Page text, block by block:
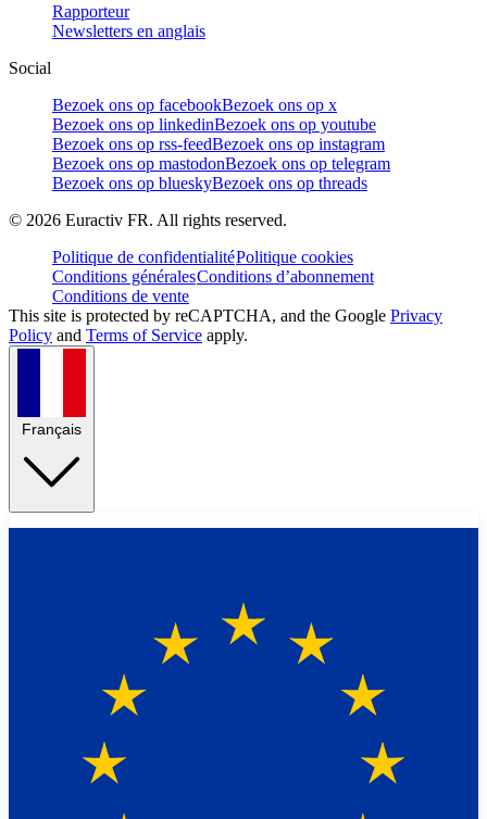
Rapporteur
Newsletters en anglais
Social
Bezoek ons op facebookBezoek ons op x
Bezoek ons op linkedinBezoek ons op youtube
Bezoek ons op rss-feedBezoek ons op instagram
Bezoek ons op mastodonBezoek ons op telegram
Bezoek ons op blueskyBezoek ons op threads
© 2026 Euractiv FR. All rights reserved.
Politique de confidentialitéPolitique cookies
Conditions généralesConditions d’abonnement
Conditions de vente
This site is protected by reCAPTCHA, and the Google Privacy
Policy and Terms of Service apply.
Français